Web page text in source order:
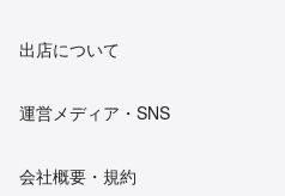
出店について
運営メディア・SNS
会社概要・規約